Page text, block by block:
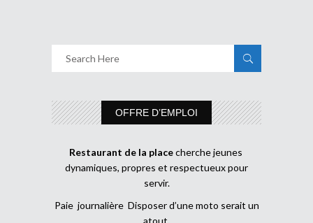
OFFRE D’EMPLOI
Restaurant de la placecherche jeunes
dynamiques, propres et respectueux pour
servir.
Paie journalière Disposer d’une moto serait un
atout.